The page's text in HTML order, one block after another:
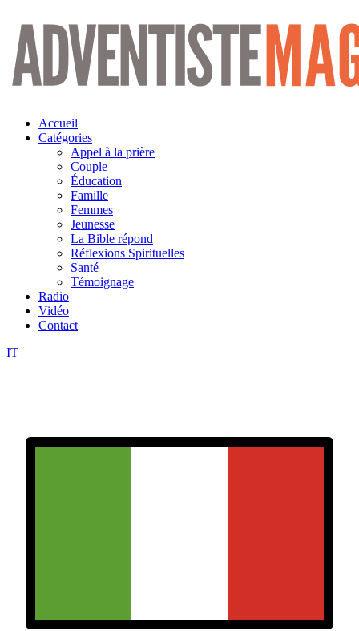
Aller
contenu
Accueil
Catégories
Appel à la prière
Couple
Éducation
Famille
Femmes
Jeunesse
La Bible répond
Réflexions Spirituelles
Santé
Témoignage
Radio
Vidéo
Contact
IT